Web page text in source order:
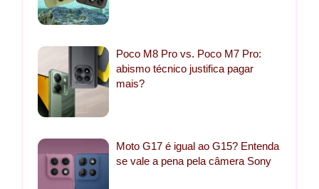
Poco M8 Pro vs. Poco M7 Pro:
abismo técnico justifica pagar
mais?
Moto G17 é igual ao G15? Entenda
se vale a pena pela câmera Sony